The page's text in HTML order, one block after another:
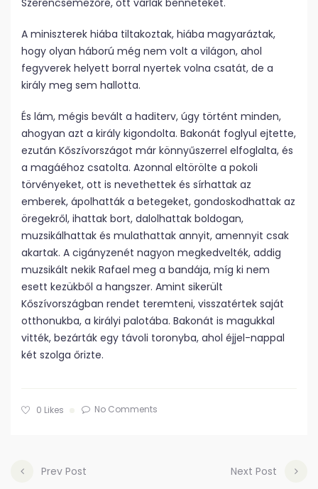
Szerencsemezőre, ott várlak benneteket.
A miniszterek hiába tiltakoztak, hiába magyaráztak,
hogy olyan háború még nem volt a világon, ahol
fegyverek helyett borral nyertek volna csatát, de a
király meg sem hallotta.
És lám, mégis bevált a haditerv, úgy történt minden,
ahogyan azt a király kigondolta. Bakonát foglyul ejtette,
ezután Kőszívországot már könnyűszerrel elfoglalta, és
a magáéhoz csatolta. Azonnal eltörölte a pokoli
törvényeket, ott is nevethettek és sírhattak az
emberek, ápolhatták a betegeket, gondoskodhattak az
öregekről, ihattak bort, dalolhattak boldogan,
muzsikálhattak és mulathattak annyit, amennyit csak
akartak. A cigányzenét nagyon megkedvelték, addig
muzsikált nekik Rafael meg a bandája, míg ki nem
esett kezükből a hangszer. Amint sikerült
Kőszívországban rendet teremteni, visszatértek saját
otthonukba, a királyi palotába. Bakonát is magukkal
vitték, bezárták egy távoli toronyba, ahol éjjel-nappal
két szolga őrizte.
0 Likes No Comments
Prev Post Next Post